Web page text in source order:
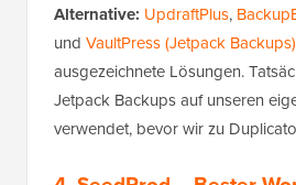
Alternative: UpdraftPlus,
und VaultPress (Jetpack Backups)
ausgezeichnete Lösungen.
Jetpack Backups auf unseren
verwendet, bevor wir zu